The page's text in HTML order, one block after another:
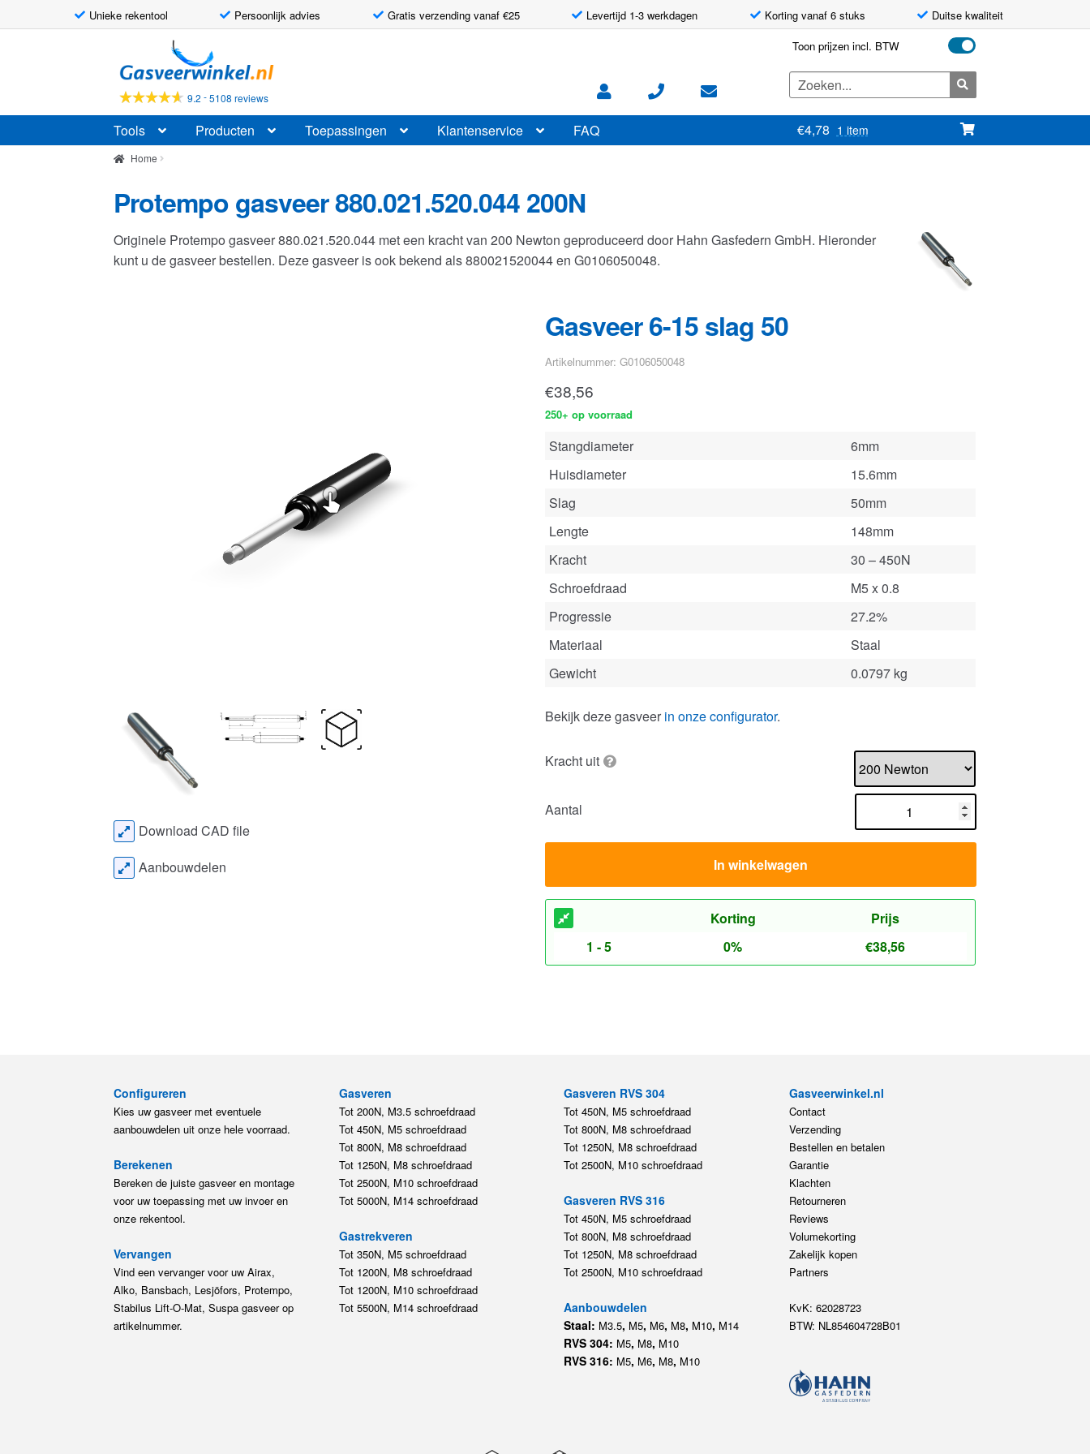
Unieke rekentool Persoonlijk advies Gratis verzending vanaf €25 Levertijd 1-3 werkdagen Korting vanaf 6 stuks Duitse kwaliteit
door
naar
navigatie
naar
de
inhoud
9.2 -5108 reviews
Toon prijzen incl. BTW
Zoeken
naar:
Tools Producten Toepassingen Klantenservice FAQ €4,78 1 item
Home
Protempo gasveer 880.021.520.044 200N
Originele Protempo gasveer 880.021.520.044 met een kracht van 200 Newton geproduceerd door Hahn Gasfedern GmbH. Hieronder
kunt u de gasveer bestellen. Deze gasveer is ook bekend als 880021520044 en G0106050048.
Gasveer 6-15 slag 50
Artikelnummer: G0106050048
€38,56
250+ op voorraad
Stangdiameter
6mm
Huisdiameter
15.6mm
Slag
50mm
Lengte
148mm
Kracht
30 – 450N
Schroefdraad
M5 x 0.8
Progressie
27.2%
Materiaal
Staal
Gewicht
0.0797 kg
Bekijk deze gasveer in onze configurator.
Kracht uit
Aantal
In winkelwagen
Korting
Prijs
1 - 5
0% €38,56
Download CAD file
Aanbouwdelen
Configureren
Kies uw gasveer met eventuele
aanbouwdelen uit onze hele voorraad.
Berekenen
Bereken de juiste gasveer en montage
voor uw toepassing met uw invoer en
onze rekentool.
Vervangen
Vind een vervanger voor uw Airax,
Alko, Bansbach, Lesjöfors, Protempo,
Stabilus Lift-O-Mat, Suspa gasveer op
artikelnummer.
Gasveren
Tot 200N, M3.5 schroefdraad
Tot 450N, M5 schroefdraad
Tot 800N, M8 schroefdraad
Tot 1250N, M8 schroefdraad
Tot 2500N, M10 schroefdraad
Tot 5000N, M14 schroefdraad
Gastrekveren
Tot 350N, M5 schroefdraad
Tot 1200N, M8 schroefdraad
Tot 1200N, M10 schroefdraad
Tot 5500N, M14 schroefdraad
Gasveren RVS 304
Tot 450N, M5 schroefdraad
Tot 800N, M8 schroefdraad
Tot 1250N, M8 schroefdraad
Tot 2500N, M10 schroefdraad
Gasveren RVS 316
Tot 450N, M5 schroefdraad
Tot 800N, M8 schroefdraad
Tot 1250N, M8 schroefdraad
Tot 2500N, M10 schroefdraad
Aanbouwdelen
Staal: M3.5, M5, M6, M8, M10, M14
RVS 304: M5, M8, M10
RVS 316: M5, M6, M8, M10
Gasveerwinkel.nl
Contact
Verzending
Bestellen en betalen
Garantie
Klachten
Retourneren
Reviews
Volumekorting
Zakelijk kopen
Partners
KvK: 62028723
BTW: NL854604728B01